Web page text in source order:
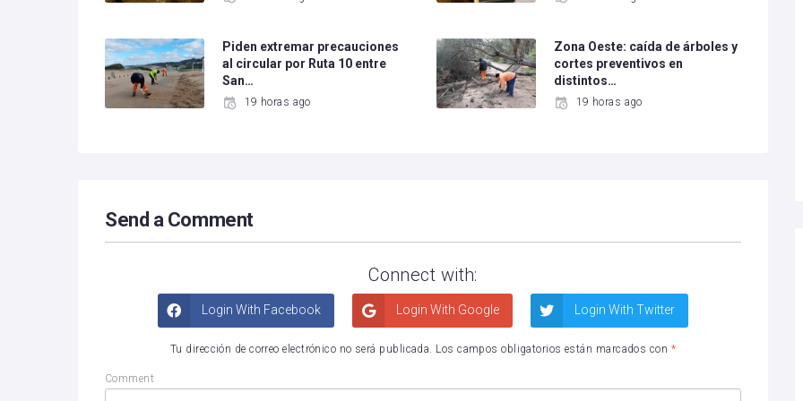
Piden extremar precauciones
al circular por Ruta 10 entre
San…
19 horas ago
Zona Oeste: caída de árboles y
cortes preventivos en
distintos…
19 horas ago
Send a Comment
Connect with:
Login With Facebook Login With Google Login With Twitter
Tu dirección de correo electrónico no será publicada. Los campos obligatorios están marcados con *
Comment